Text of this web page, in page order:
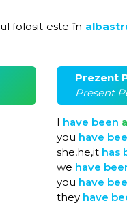
folosit este în
Prezent
Present
I have been
you have
she,he,it has
we have
you have
they have